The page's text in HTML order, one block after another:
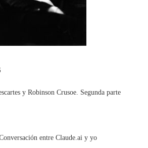
y Robinson Crusoe. Segunda parte
entre Claude.ai y yo